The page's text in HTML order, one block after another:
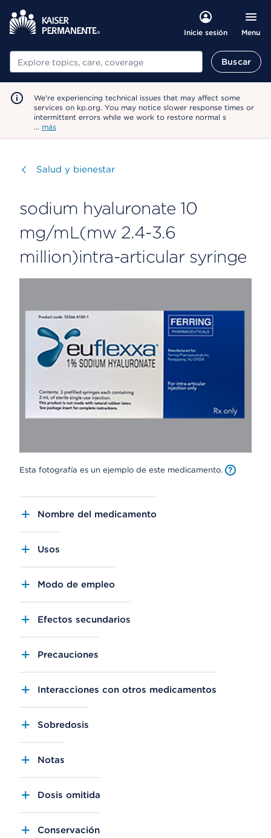
Inicie sesión Menu
Buscar Buscar
We're experiencing technical issues that may affect some
services on kp.org. You may notice slower response times or
intermittent errors while we work to restore normal s
… más
Visitar
Salud y bienestar
sodium hyaluronate 10
mg/mL(mw 2.4-3.6
million)intra-articular syringe
Esta fotografía es un ejemplo de este medicamento.
Nombre del medicamento
Usos
Modo de empleo
Efectos secundarios
Precauciones
Interacciones con otros medicamentos
Sobredosis
Notas
Dosis omitida
Conservación